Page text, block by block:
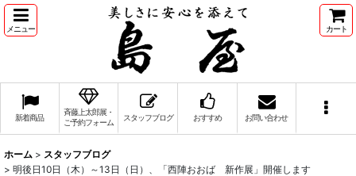
メニュー カート
新着商品
斉藤上太郎展・
ご予約フォーム
スタッフブログ おすすめ お問い合わせ
ホーム > スタッフブログ
> 明後日10日（木）～13日（日）、「西陣おおば 新作展」開催します